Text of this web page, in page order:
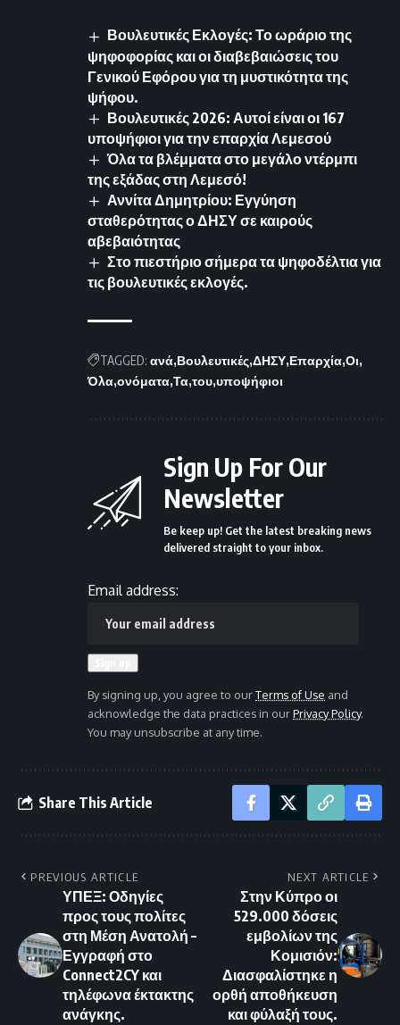
Βουλευτικές Εκλογές: Το ωράριο της
ψηφοφορίας και οι διαβεβαιώσεις του
Γενικού Εφόρου για τη μυστικότητα της
ψήφου.
Βουλευτικές 2026: Αυτοί είναι οι 167
υποψήφιοι για την επαρχία Λεμεσού
Όλα τα βλέμματα στο μεγάλο ντέρμπι
της εξάδας στη Λεμεσό!
Αννίτα Δημητρίου: Εγγύηση
σταθερότητας ο ΔΗΣΥ σε καιρούς
αβεβαιότητας
Στο πιεστήριο σήμερα τα ψηφοδέλτια για
τις βουλευτικές εκλογές.
TAGGED: ανά Βουλευτικές ΔΗΣΥ Επαρχία Οι
Όλα ονόματα Τα του υποψήφιοι
Sign Up For Our
Newsletter
Be keep up! Get the latest breaking news
delivered straight to your inbox.
Email address:
By signing up, you agree to ourTerms of Use and
acknowledge the data practices in ourPrivacy Policy.
You may unsubscribe at any time.
Share This Article
PREVIOUS ARTICLE
ΥΠΕΞ: Οδηγίες
προς τους πολίτες
στη Μέση Ανατολή –
Εγγραφή στο
Connect2CY και
τηλέφωνα έκτακτης
ανάγκης.
NEXT ARTICLE
Στην Κύπρο οι
529.000 δόσεις
εμβολίων της
Κομισιόν:
Διασφαλίστηκε η
ορθή αποθήκευση
και φύλαξή τους.